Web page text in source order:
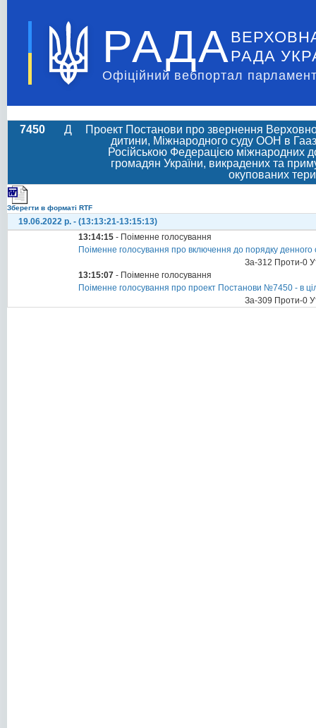
РАДА РАДА
Офіційний вебпортал
7450 Д
Проект Постанови про звернення
дитини, Міжнародного суду ООН в
Російською Федерацією міжнародних
громадян України, викрадених та
окупованих
Зберегти в форматі RTF
19.06.2022 р. - (13:13:21-13:15:13)
13:14:15 - Поіменне голосування
Поіменне голосування про включення до порядку
За-312 Проти-0
13:15:07 - Поіменне голосування
Поіменне голосування про проект Постанови №7450 - в
За-309 Проти-0